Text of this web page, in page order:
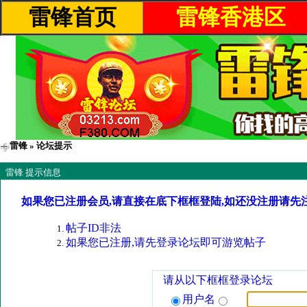
雷锋首页 雷锋香港区
雷锋 » 论坛提示
雷锋 提示信息
如果您已注册会员,请直接在底下框框登陆,如还没注册请先
帖子ID非法
如果您已注册,请先登录论坛即可游览帖子
请从以下框框登录论坛
用户名